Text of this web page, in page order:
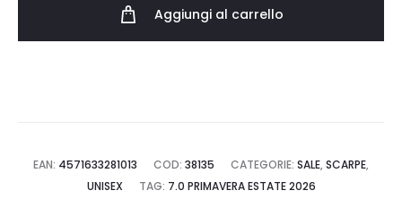
Aggiungi al carrello
EAN: 4571633281013 COD: 38135 CATEGORIE: SALE, SCARPE,
UNISEX
TAG: 7.0 PRIMAVERA ESTATE 2026